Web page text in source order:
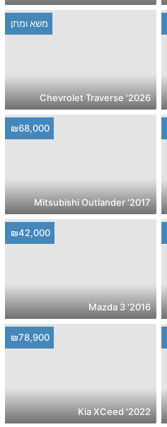
משא ומתן
2026' Chevrolet Traverse
₪68,000
2017' Mitsubishi Outlander
₪42,000
2016' Mazda 3
₪78,900
2022' Kia XCeed